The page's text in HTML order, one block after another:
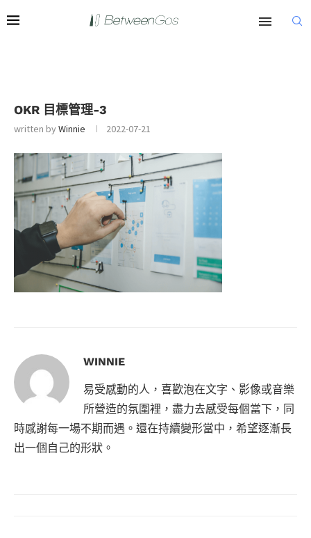
OKR 目標管理-3
written byWinnie 2022-07-21
WINNIE
易受感動的人，喜歡泡在文字、影像或音樂
所營造的氛圍裡，盡力去感受每個當下，同
時感謝每一場不期而遇。還在持續變形當中，希望逐漸長
出一個自己的形狀。